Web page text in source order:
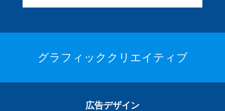
グラフィッククリエイティブ
広告デザイン